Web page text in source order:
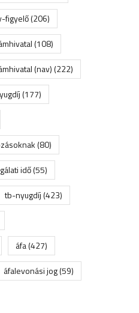
figyelő(206)
(108)
(nav)(222)
(177)
(80)
idő(55)
tb-nyugdíj(423)
áfa(427)
áfalevonási jog(59)